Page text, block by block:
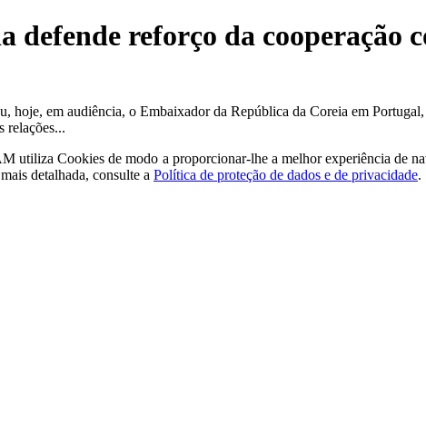
defende reforço da cooperação
hoje, em audiência, o Embaixador da República da Coreia em
relações...
utiliza Cookies de modo a proporcionar-lhe a melhor experiência de
detalhada, consulte a Política de proteção de dados e de privacidade.